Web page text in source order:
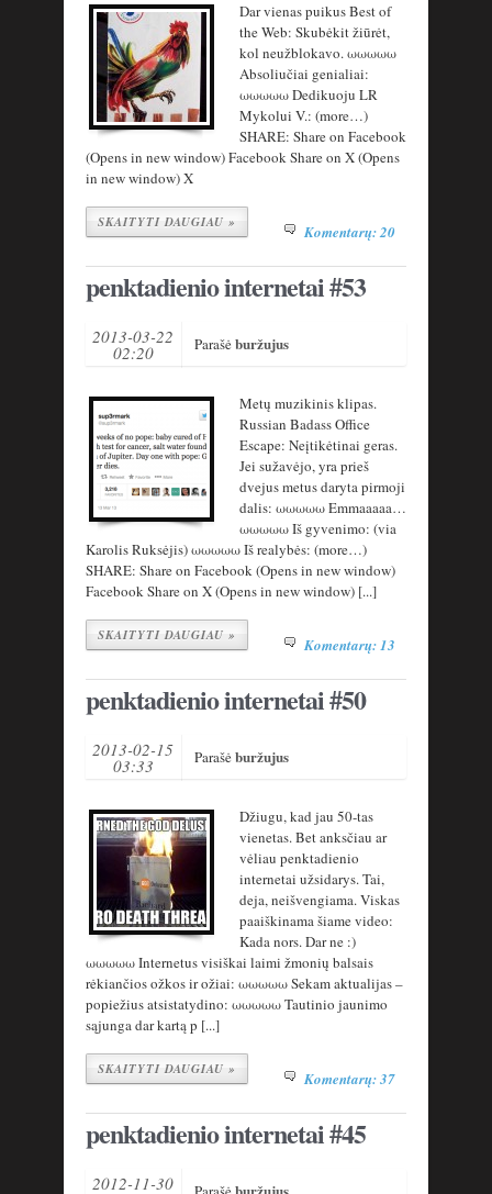
Dar vienas puikus Best of
the Web: Skubėkit žiūrėt,
kol neužblokavo. ωωωωω
Absoliučiai genialiai:
ωωωωω Dedikuoju LR
Mykolui V.: (more…)
SHARE: Share on Facebook
(Opens in new window) Facebook Share on X (Opens
in new window) X
SKAITYTI DAUGIAU » Komentarų: 20
penktadienio internetai #53
2013-03-22
02:20 Parašėburžujus
Metų muzikinis klipas.
Russian Badass Office
Escape: Neįtikėtinai geras.
Jei sužavėjo, yra prieš
dvejus metus daryta pirmoji
dalis: ωωωωω Emmaaaaa…
ωωωωω Iš gyvenimo: (via
Karolis Ruksėjis) ωωωωω Iš realybės: (more…)
SHARE: Share on Facebook (Opens in new window)
Facebook Share on X (Opens in new window) [...]
SKAITYTI DAUGIAU » Komentarų: 13
penktadienio internetai #50
2013-02-15
03:33 Parašėburžujus
Džiugu, kad jau 50-tas
vienetas. Bet anksčiau ar
vėliau penktadienio
internetai užsidarys. Tai,
deja, neišvengiama. Viskas
paaiškinama šiame video:
Kada nors. Dar ne :)
ωωωωω Internetus visiškai laimi žmonių balsais
rėkiančios ožkos ir ožiai: ωωωωω Sekam aktualijas –
popiežius atsistatydino: ωωωωω Tautinio jaunimo
sąjunga dar kartą p [...]
SKAITYTI DAUGIAU » Komentarų: 37
penktadienio internetai #45
2012-11-30